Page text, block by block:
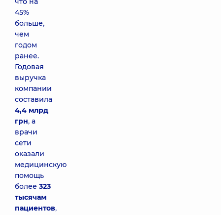
45%
больше,
чем
годом
ранее.
Годовая
выручка
компании
составила
4,4 млрд
грн, а
врачи
сети
оказали
медицинскую
помощь
более 323
тысячам
пациентов,